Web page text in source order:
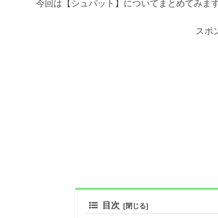
今回は【シュパット】についてまとめてみます
スポ
目次